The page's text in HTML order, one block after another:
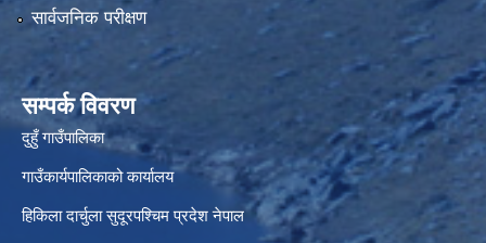
सार्वजनिक परीक्षण
सम्पर्क विवरण
दुहुँ गाउँपालिका
गाउँकार्यपालिकाको कार्यालय
हिकिला दार्चुला सुदूरपश्चिम प्रदेश नेपाल